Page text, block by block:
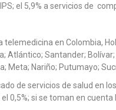
el 5,9% a servicios de
telemedicina en Colombia,
Atlántico; Santander;
Meta; Nariño; Putumayo;
de servicios de salud en
0,5%; si se toman en